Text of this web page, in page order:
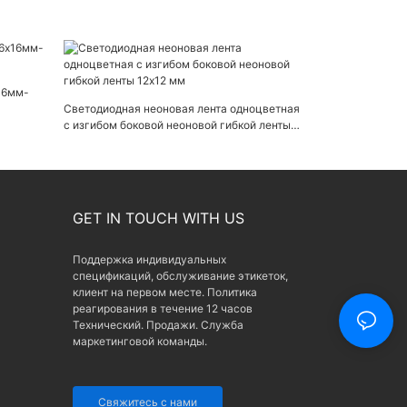
Светодиодная неоновая лента одноцветная
с изгибом боковой неоновой гибкой ленты
GET IN TOUCH WITH US
Поддержка индивидуальных
спецификаций, обслуживание этикеток,
клиент на первом месте. Политика
реагирования в течение 12 часов
Технический. Продажи. Служба
маркетинговой команды.
Свяжитесь с нами